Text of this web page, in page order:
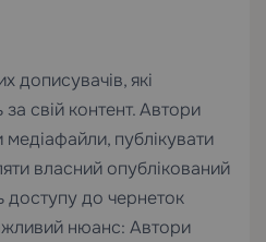
дописувачів, які
свій контент. Автори
публікувати
власний опублікований
доступу до чернеток
нюанс: Автори